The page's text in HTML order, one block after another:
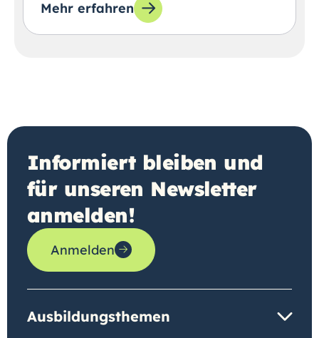
Mehr erfahren
Informiert bleiben und
für unseren Newsletter
anmelden!
Anmelden
Ausbildungsthemen